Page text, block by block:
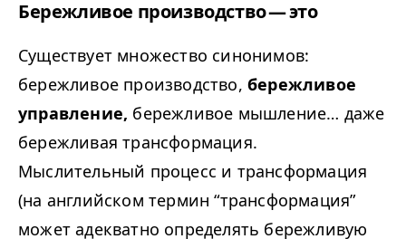
Бережливое производство — это
Существует множество синонимов:
бережливое производство, бережливое
управление, бережливое мышление… даже
бережливая трансформация.
Мыслительный процесс и трансформация
(на английском термин“трансформация”
может адекватно определять бережливую